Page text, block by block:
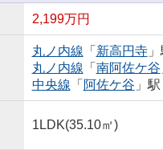
2,199万円
丸ノ内線 「 新高円寺」
丸ノ内線 「 南阿佐ケ谷
中央線 「 阿佐ケ谷 」
1LDK(35.10㎡)